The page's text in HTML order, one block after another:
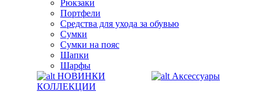
Рюкзаки
Портфели
Средства для ухода за обувью
Сумки
Сумки на пояс
Шапки
Шарфы
НОВИНКИ
КОЛЛЕКЦИИ
Аксессуары